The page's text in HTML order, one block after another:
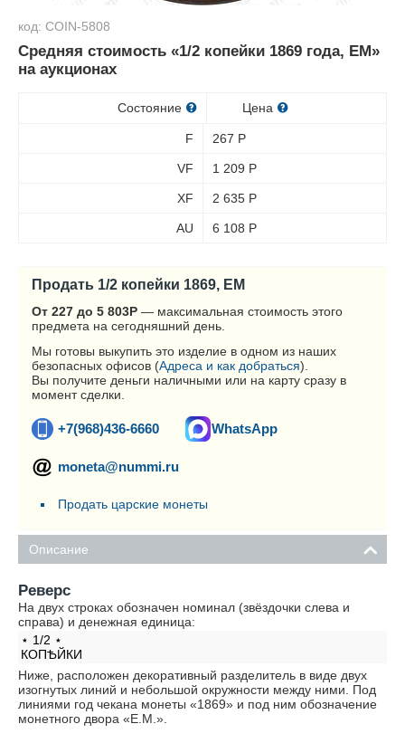
код: COIN-5808
Средняя стоимость «1/2 копейки 1869 года, ЕМ»
на аукционах
Состояние Цена
F 267 Р
VF 1 209 Р
XF 2 635 Р
AU 6 108 Р
Продать 1/2 копейки 1869, ЕМ
От 227 до 5 803Р — максимальная стоимость этого
предмета на сегодняшний день.
Мы готовы выкупить это изделие в одном из наших
безопасных офисов (Адреса и как добраться).
Вы получите деньги наличными или на карту сразу в
момент сделки.
+7(968)436-6660 WhatsApp
moneta@nummi.ru
Продать царские монеты
Описание
Реверс
На двух строках обозначен номинал (звёздочки слева и
справа) и денежная единица:
⋆ 1/2 ⋆
КОПѢЙКИ
Ниже, расположен декоративный разделитель в виде двух
изогнутых линий и небольшой окружности между ними. Под
линиями год чекана монеты «1869» и под ним обозначение
монетного двора «Е.М.».